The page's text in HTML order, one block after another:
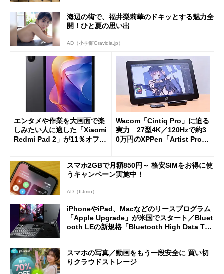
海辺の街で、福井梨莉華のドキッとする魅力全
開！ひと夏の思い出
AD（小学館Gravidia.jp）
エンタメや作業を大画面で楽
しみたい人に適した「Xiaomi
Redmi Pad 2」が11％オフの
Wacom「Cintiq Pro」に迫る
実力 27型4K／120Hzで約3
0万円のXPPen「Artist Pro 2
スマホ2GBで月額850円～ 格安SIMをお得に使
うキャンペーン実施中！
AD（IIJmio）
iPhoneやiPad、Macなどのリースプログラム
「Apple Upgrade」が米国でスタート／Bluet
ooth LEの新規格「Bluetooth High Data Thr
スマホの写真／動画をもう一段安全に 買い切
りクラウドストレージ